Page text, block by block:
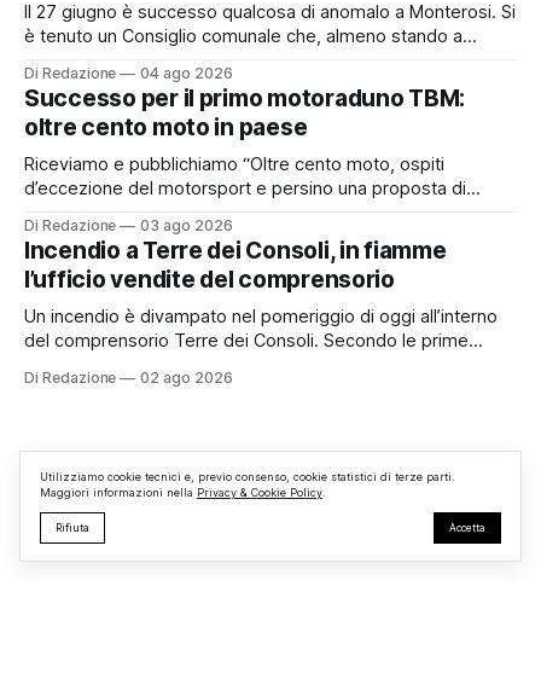
Il 27 giugno è successo qualcosa di anomalo a Monterosi. Si
è tenuto un Consiglio comunale che, almeno stando a
pubblicamente comunicato ai cittadini attraverso l’Albo
Pretorio. Un’anomalia che merita spiegazioni. Il Consiglio
comunale è, per sua natura, un’assemblea
Di Redazione 04 ago 2026
Successo per il primo motoraduno TBM:
oltre cento moto in paese
Riceviamo e pubblichiamo “Oltre cento moto, ospiti
d’eccezione del motorsport e persino una proposta di
organizzato da TBM a Monterosi, un evento che ha
superato le aspettative degli organizzatori richiamando
appassionati delle due ruote da tutto il Lazio e dalle regioni
limitrofe. Per
Di Redazione 03 ago 2026
Incendio a Terre dei Consoli, in fiamme
l’ufficio vendite del comprensorio
Un incendio è divampato nel pomeriggio di oggi all’interno
del comprensorio Terre dei Consoli. Secondo le prime
struttura adibita a ufficio vendite. Sul posto sono intervenuti
Di Redazione 02 ago 2026
Utilizziamo cookie tecnici e, previo consenso, cookie statistici di terze parti.
Maggiori informazioni nella Privacy & Cookie Policy
Rifiuta Accetta